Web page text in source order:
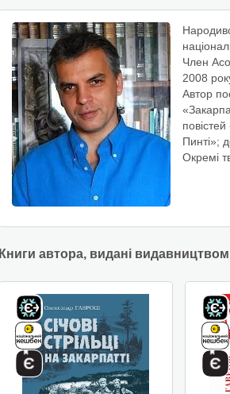
Член
2008
Автор
Пинті»;
Окремі
Книги автора, видані